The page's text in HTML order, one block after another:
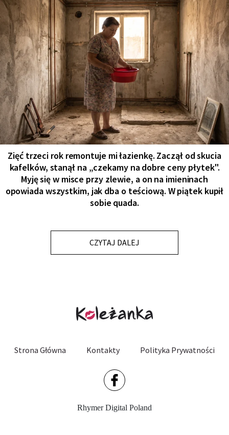
Zięć trzeci rok remontuje mi łazienkę. Zaczął od skucia
kafelków, stanął na „czekamy na dobre ceny płytek".
Myję się w misce przy zlewie, a on na imieninach
opowiada wszystkim, jak dba o teściową. W piątek kupił
sobie quada.
CZYTAJ DALEJ
Strona Główna Kontakty Polityka Prywatności
Rhymer Digital Poland